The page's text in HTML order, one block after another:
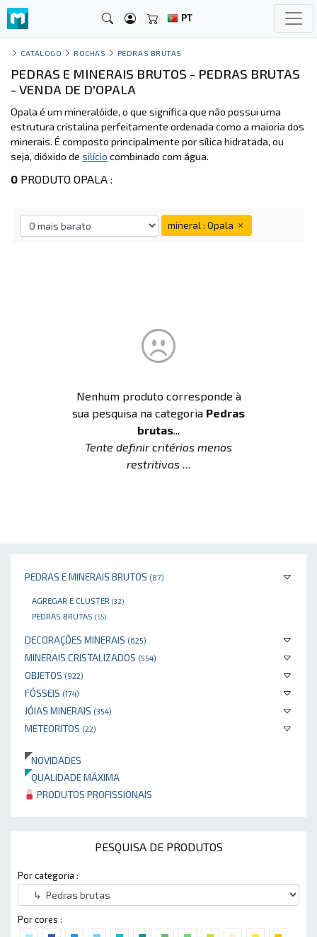
PT
PEDRAS E MINERAIS BRUTOS (87)
AGREGAR E CLUSTER (32)
PEDRAS BRUTAS (55)
DECORAÇÕES MINERAIS (625)
MINERAIS CRISTALIZADOS (554)
OBJETOS (922)
FÓSSEIS (174)
JÓIAS MINERAIS (354)
METEORITOS (22)
NOVIDADES
QUALIDADE MÁXIMA
PRODUTOS PROFISSIONAIS
PESQUISA DE PRODUTOS
Por categoria :
Por cores :
CATÁLOGO ROCHAS PEDRAS BRUTAS
PEDRAS E MINERAIS BRUTOS - PEDRAS BRUTAS
- VENDA DE D'OPALA
Opala é um mineralóide, o que significa que não possui uma
estrutura cristalina perfeitamente ordenada como a maioria dos
minerais. É composto principalmente por sílica hidratada, ou
seja, dióxido de silício combinado com água.
0 PRODUTO OPALA :
mineral : Opala
Nenhum produto corresponde à
sua pesquisa na categoria Pedras
brutas...
Tente definir critérios menos
restritivos ...